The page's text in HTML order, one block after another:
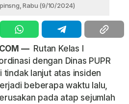
Rabu (9/10/2024)
— Rutan Kelas I
dengan Dinas PUPR
tindak lanjut atas insiden
beberapa waktu lalu,
pada atap sejumlah